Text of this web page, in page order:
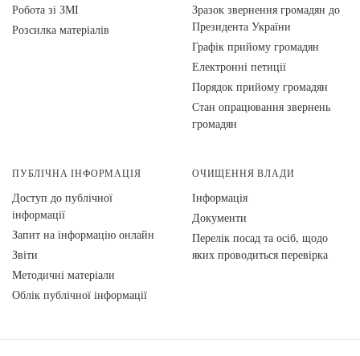
Робота зі ЗМІ
Розсилка матеріалів
Зразок звернення громадян до
Президента України
Графік прийому громадян
Електронні петиції
Порядок прийому громадян
Стан опрацювання звернень
громадян
ПУБЛІЧНА ІНФОРМАЦІЯ
Доступ до публічної
інформації
Запит на інформацію онлайн
Звіти
Методичні матеріали
Облік публічної інформації
ОЧИЩЕННЯ ВЛАДИ
Інформація
Документи
Перелік посад та осіб, щодо
яких проводиться перевірка